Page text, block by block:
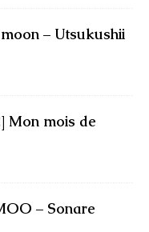
– Utsukushii
Mon mois de
– Sonare